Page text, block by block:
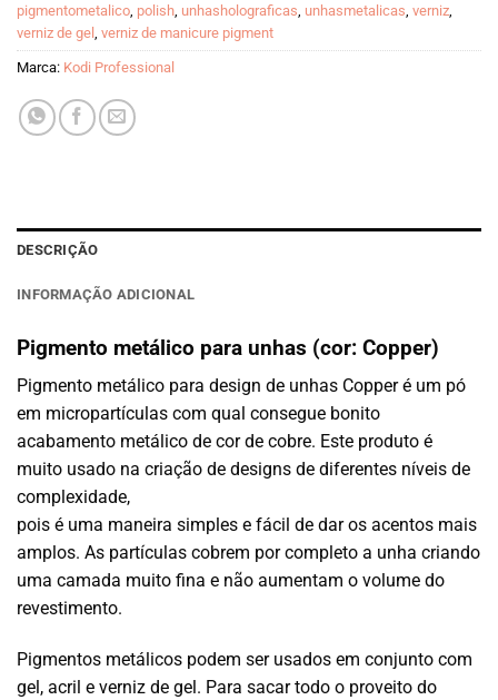
pigmentometalico polish unhasholograficas unhasmetalicas verniz
verniz de gel verniz de manicure pigment
Marca: Kodi Professional
DESCRIÇÃO
INFORMAÇÃO ADICIONAL
Pigmento metálico para unhas (cor: Copper)
Pigmento metálico para design de unhas Copperé um pó
em micropartículas com qual consegue bonito
acabamento metálico de cor de cobre. Este produto é
muito usado na criação de designs de diferentes níveis de
complexidade,
pois é uma maneira simples e fácil de dar os acentos mais
amplos. As partículas cobrem por completo a unha criando
uma camada muito fina e não aumentam o volume do
revestimento.
Pigmentos metálicos podem ser usados em conjunto com
gel, acril e verniz de gel. Para sacar todo o proveito do